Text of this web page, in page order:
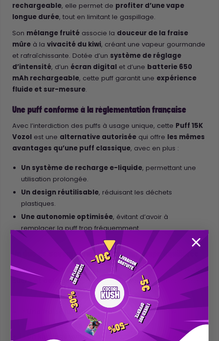
rechargeable, elle permet de profiter d’une vape
longue durée, tout en limitant le gaspillage.
Son mélange fruité associe la douceur de la fraise
mûre à la vivacité du kiwi, créant une vapeur gourmande
et rafraîchissante. Dotée d’un système de réglage
d’intensité, d’un écran digital et d’une batterie 650
mAh rechargeable, cette puff garantit une expérience
fluide et sur-mesure.
Une puff conforme à la réglementation française
Avec l’interdiction des puffs à usage unique, cette Puff 15K
Vozol est une alternative autorisée qui offre les mêmes
avantages qu’une puff classique, avec en plus :
Un système de recharge e-liquide, permettant une
utilisation prolongée.
Un design réutilisable, réduisant les déchets
plastiques.
Une autonomie optimisée, évitant d’avoir à
remplacer la puff trop fréquemment.
Un duo de saveurs fruitées pour une vape équilibrée
Le mélangefraise-kiwicrée une harmonie parfaite entre
sucré et acidulé, pour une vape intense et rafraîchissante
Une fraise juteuse et sucrée , pour une note
gourmande et onctueuse.
?Un kiwi légèrement acidulé , qui apporte une touche